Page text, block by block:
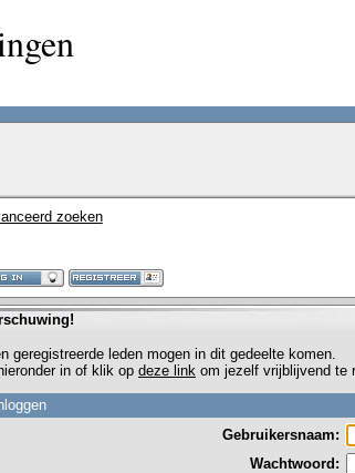
zoeken
geregistreerde leden mogen in dit gedeelte komen.
in of klik op deze link om jezelf vrijblijvend te
Gebruikersnaam:
Wachtwoord: